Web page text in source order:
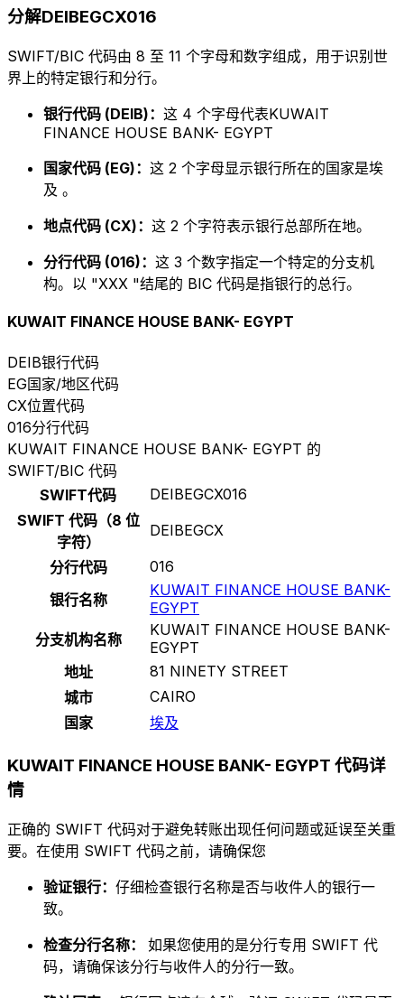
分解DEIBEGCX016
SWIFT/BIC 代码由 8 至 11 个字母和数字组成，用于识别世
界上的特定银行和分行。
银行代码 (DEIB)： 这 4 个字母代表KUWAIT
FINANCE HOUSE BANK- EGYPT
国家代码 (EG)： 这 2 个字母显示银行所在的国家是埃
及 。
地点代码 (CX)： 这 2 个字符表示银行总部所在地。
分行代码 (016)： 这 3 个数字指定一个特定的分支机
构。以 "XXX "结尾的 BIC 代码是指银行的总行。
KUWAIT FINANCE HOUSE BANK- EGYPT
DEIB银行代码
EG国家/地区代码
CX位置代码
016分行代码
KUWAIT FINANCE HOUSE BANK- EGYPT 的
SWIFT/BIC 代码
SWIFT代码
DEIBEGCX016
SWIFT 代码（8 位
字符）
DEIBEGCX
分行代码
016
银行名称
KUWAIT FINANCE HOUSE BANK-
EGYPT
分支机构名称
KUWAIT FINANCE HOUSE BANK-
EGYPT
地址
81 NINETY STREET
城市
CAIRO
国家
埃及
KUWAIT FINANCE HOUSE BANK- EGYPT 代码详
情
正确的 SWIFT 代码对于避免转账出现任何问题或延误至关重
要。在使用 SWIFT 代码之前，请确保您
验证银行： 仔细检查银行名称是否与收件人的银行一
致。
检查分行名称： 如果您使用的是分行专用 SWIFT 代
码，请确保该分行与收件人的分行一致。